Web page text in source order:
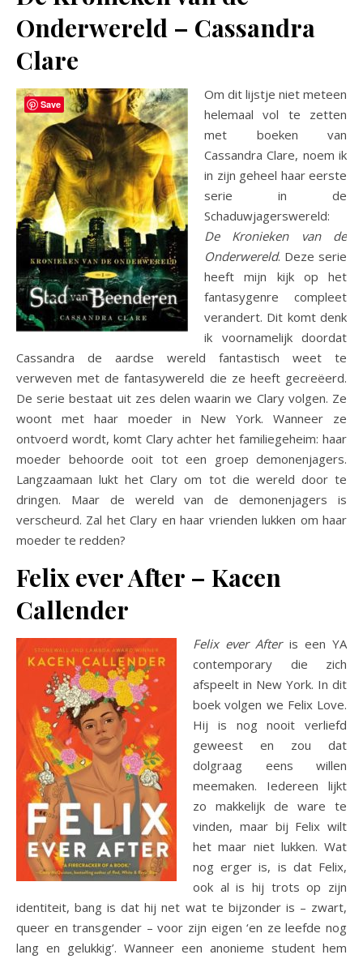
Onderwereld – Cassandra
Clare
Om dit lijstje niet meteen
helemaal vol te zetten
met boeken van
Cassandra Clare, noem ik
in zijn geheel haar eerste
serie in de
Schaduwjagerswereld:
De Kronieken van de
Onderwereld. Deze serie
heeft mijn kijk op het
fantasygenre compleet
verandert. Dit komt denk
ik voornamelijk doordat
Cassandra de aardse wereld fantastisch weet te
verweven met de fantasywereld die ze heeft gecreëerd.
De serie bestaat uit zes delen waarin we Clary volgen. Ze
woont met haar moeder in New York. Wanneer ze
ontvoerd wordt, komt Clary achter het familiegeheim: haar
moeder behoorde ooit tot een groep demonenjagers.
Langzaamaan lukt het Clary om tot die wereld door te
dringen. Maar de wereld van de demonenjagers is
verscheurd. Zal het Clary en haar vrienden lukken om haar
moeder te redden?
Felix ever After – Kacen
Callender
Felix ever Afteris een YA
contemporary die zich
afspeelt in New York. In dit
boek volgen we Felix Love.
Hij is nog nooit verliefd
geweest en zou dat
dolgraag eens willen
meemaken. Iedereen lijkt
zo makkelijk de ware te
vinden, maar bij Felix wilt
het maar niet lukken. Wat
nog erger is, is dat Felix,
ook al is hij trots op zijn
identiteit, bang is dat hij net wat te bijzonder is – zwart,
queer en transgender – voor zijn eigen ‘en ze leefde nog
lang en gelukkig’. Wanneer een anonieme student hem
Save